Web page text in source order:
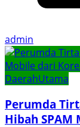
admin
DaerahUtama
Perumda
Hibah SPAM